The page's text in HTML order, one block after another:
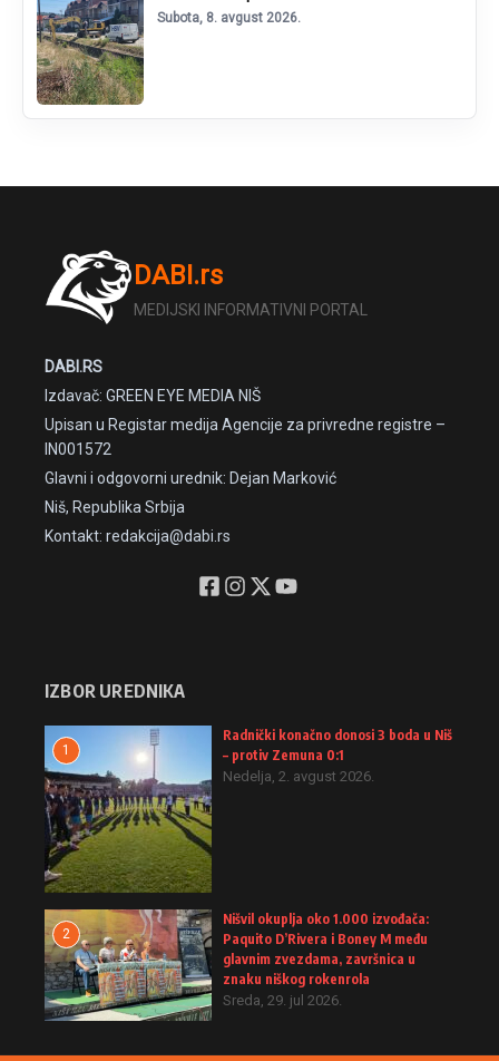
Subota, 8. avgust 2026.
DABI.rs
MEDIJSKI INFORMATIVNI PORTAL
DABI.RS
Izdavač: GREEN EYE MEDIA NIŠ
Upisan u Registar medija Agencije za privredne registre –
IN001572
Glavni i odgovorni urednik: Dejan Marković
Niš, Republika Srbija
Kontakt: redakcija@dabi.rs
IZBOR UREDNIKA
1
Radnički konačno donosi 3 boda u Niš
– protiv Zemuna 0:1
Nedelja, 2. avgust 2026.
2
Nišvil okuplja oko 1.000 izvođača:
Paquito D’Rivera i Boney M među
glavnim zvezdama, završnica u
znaku niškog rokenrola
Sreda, 29. jul 2026.